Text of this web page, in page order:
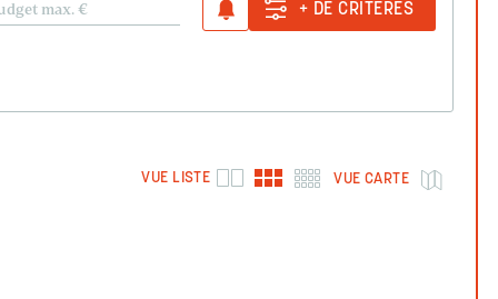
max.€ + DE CRITÈRES
VUE LISTE VUE CARTE